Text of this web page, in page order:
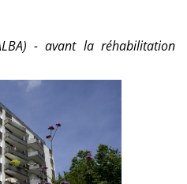
- avant la réhabilitation